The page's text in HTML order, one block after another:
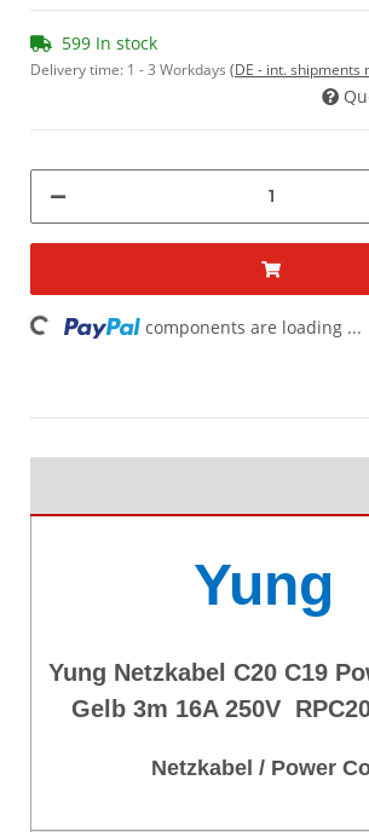
599 In stock
Delivery time: 1 - 3 Workdays (DE - int. shipments
components are loading ...
Yung
Yung Netzkabel C20 C19
Gelb 3m 16A 250V
Netzkabel / Power